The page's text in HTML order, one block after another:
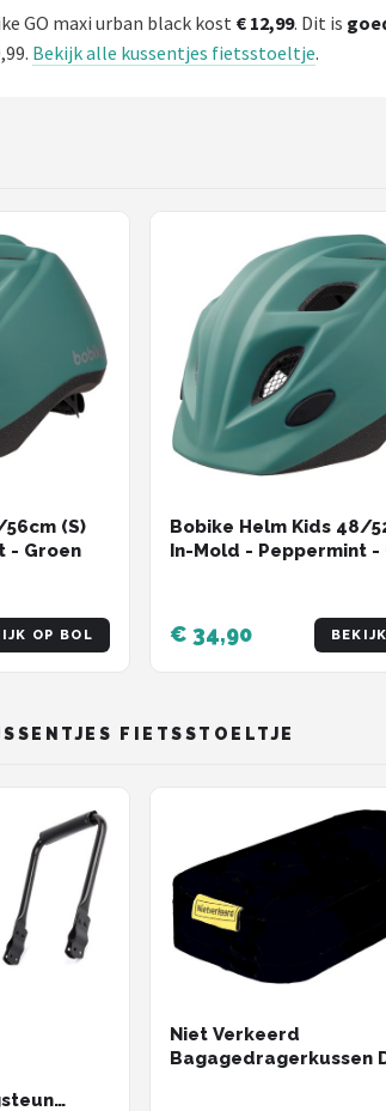
GO maxi urban black kost € 12,99. Dit is
Bekijk alle kussentjes fietsstoeltje.
(S)
- Groen
OP BOL
Bobike Helm Kids 48/
In-Mold - Peppermint -
€ 34,90
FIETSSTOELTJE
Niet Verkeerd
Bagagedragerkussen